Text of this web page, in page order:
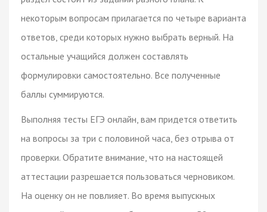
некоторым вопросам прилагается по четыре варианта
ответов, среди которых нужно выбрать верный. На
остальные учащийся должен составлять
формулировки самостоятельно. Все полученные
баллы суммируются.
Выполняя тесты ЕГЭ онлайн, вам придется ответить
на вопросы за три с половиной часа, без отрыва от
проверки. Обратите внимание, что на настоящей
аттестации разрешается пользоваться черновиком.
На оценку он не повлияет. Во время выпускных